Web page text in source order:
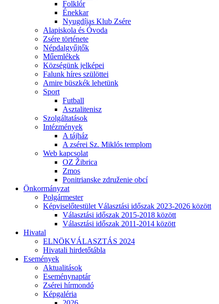
Folklór
Énekkar
Nyugdíjas Klub Zsére
Alapiskola és Óvoda
Zsére története
Népdalgyűjtők
Műemlékek
Községünk jelképei
Falunk híres szülöttei
Amire büszkék lehetünk
Sport
Futball
Asztalitenisz
Szolgáltatások
Intézmények
A tájház
A zsérei Sz. Miklós templom
Web kapcsolat
OZ Žibrica
Zmos
Ponitrianske združenie obcí
Önkormányzat
Polgármester
Képviselőtestület Választási időszak 2023-2026 között
Választási időszak 2015-2018 között
Választási időszak 2011-2014 között
Hivatal
ELNÖKVÁLASZTÁS 2024
Hivatali hirdetőtábla
Események
Aktualitások
Eseménynaptár
Zsérei hírmondó
Képgaléria